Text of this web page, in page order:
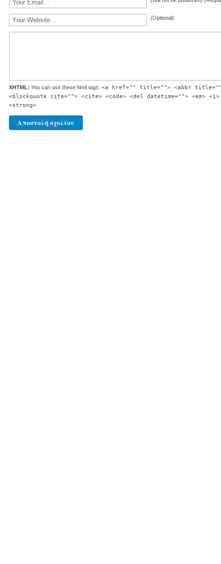
(Optional)
XHTML: You can use these html tags: <a href="" title=""> <abbr
<blockquote cite=""> <cite> <code> <del datetime=""> <em>
<strong>